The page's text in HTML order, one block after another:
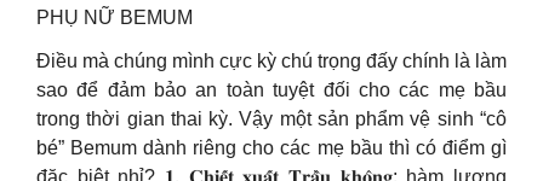
PHỤ NỮ BEMUM
Điều mà chúng mình cực kỳ chú trọng đấy chính là làm
sao để đảm bảo an toàn tuyệt đối cho các mẹ bầu
trong thời gian thai kỳ. Vậy một sản phẩm vệ sinh “cô
bé” Bemum dành riêng cho các mẹ bầu thì có điểm gì
đặc biệt nhỉ? 𝟏. 𝐂𝐡𝐢𝐞̂́𝐭 𝐱𝐮𝐚̂́𝐭 𝐓𝐫𝐚̂̀𝐮 𝐤𝐡𝐨̂𝐧𝐠: hàm lượng